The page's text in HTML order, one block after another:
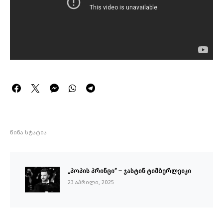
წინა სტატია
„პოპის პრინცი” – ჯასტინ ტიმბერლეიკი
23 აპრილი, 2025